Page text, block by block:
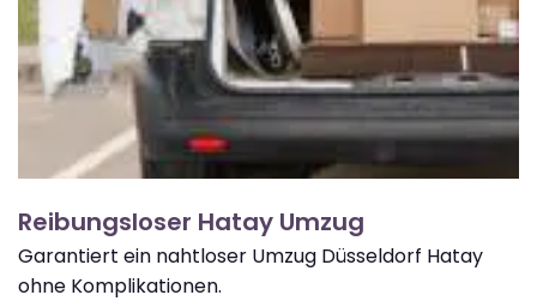
Reibungsloser Hatay Umzug
Garantiert ein nahtloser Umzug Düsseldorf Hatay
ohne Komplikationen.